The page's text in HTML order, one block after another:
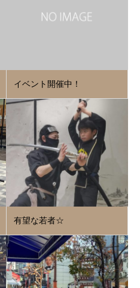
イベント開催中！
有望な若者☆